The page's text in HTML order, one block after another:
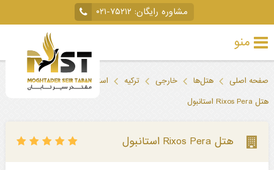
مشاوره رایگان: ۰۲۱-۷۵۲۱۲
منو
داخلی
صفحه اصلی هتل‌ها خارجی ترکیه
استانبول
هتل Rixos Pera استانبول
هتل Rixos Pera استانبول